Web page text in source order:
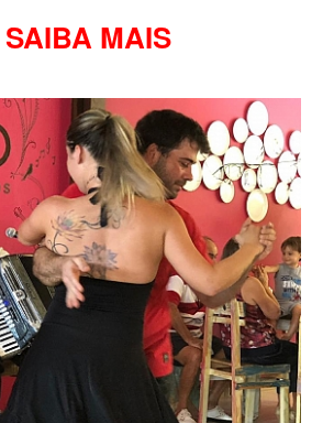
SAIBA MAIS